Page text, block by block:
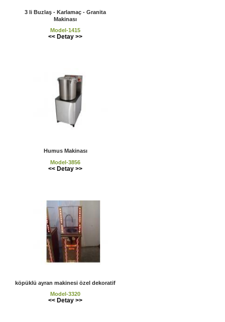
3 li Buzlaş - Karlamaç - Granita
Makinası
Model-1415
<< Detay >>
Humus Makinası
Model-3856
<< Detay >>
köpüklü ayran makinesi özel dekoratif
Model-3320
<< Detay >>